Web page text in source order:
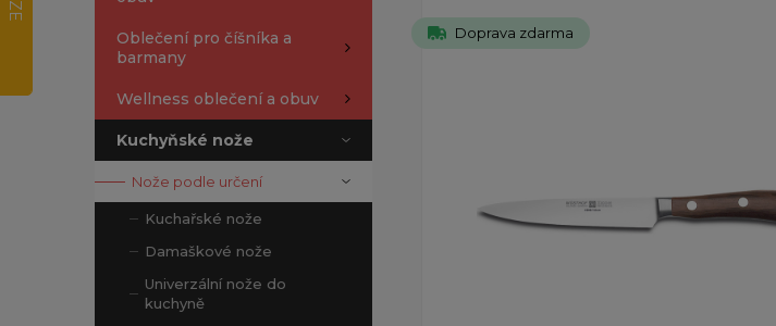
Oblečení pro číšníka a
barmany
Wellness oblečení a obuv
Kuchyňské nože
Nože podle určení
Kuchařské nože
Damaškové nože
Univerzální nože do
kuchyně
Doprava zdarma